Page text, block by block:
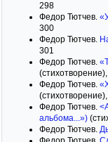
298
Федор Тютчев.
300
Федор Тютчев.
301
Федор Тютчев.
Федор Тютчев.
Федор Тютчев.
альбома...»)
Федор Тютчев.